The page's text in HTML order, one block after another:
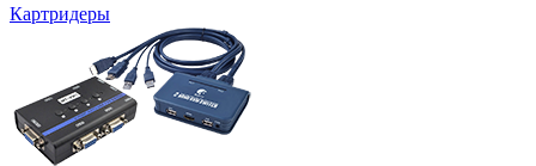
Картридеры